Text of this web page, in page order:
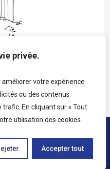
privée.
améliorer votre expérience
ou des contenus
En cliquant sur « Tout
utilisation des cookies.
Accepter tout